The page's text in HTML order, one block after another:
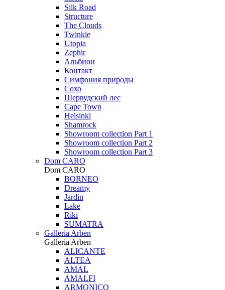
Silk Road
Structure
The Clouds
Twinkle
Utopia
Zephir
Альбион
Контакт
Симфония природы
Сохо
Шервудский лес
Cape Town
Helsinki
Shamrock
Showroom collection Part 1
Showroom collection Part 2
Showroom collection Part 3
Dom CARO
Dom CARO
BORNEO
Dreamy
Jardin
Lake
Riki
SUMATRA
Galleria Arben
Galleria Arben
ALICANTE
ALTEA
AMAL
AMALFI
ARMONICO